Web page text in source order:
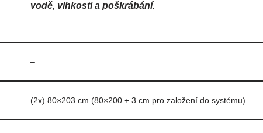
vodě, vlhkosti a poškrábání.
–
(2x) 80×203 cm (80×200 + 3 cm pro založení do systému)